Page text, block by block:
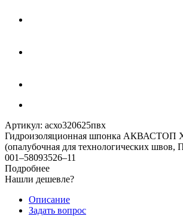
Артикул: асхо320625пвх
Гидроизоляционная шпонка АКВАСТОП
(опалубочная для технологических
001–58093526–11
Подробнее
Нашли дешевле?
Описание
Задать вопрос